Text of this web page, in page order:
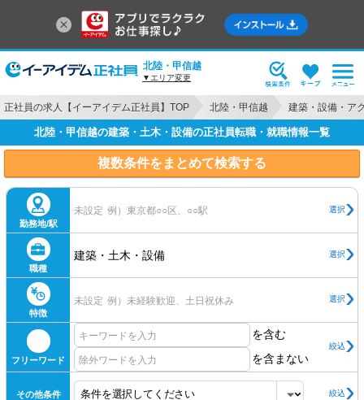
北陸・甲信越
▼エリア変更
正社員の求人【イーアイデム正社員】TOP 北陸・甲信越 建築・設備・ア
北陸・甲信越の建築・土木・設備の正社員転職・就職情報一覧
複数条件をまとめて検索する
勤務地/駅
未設定 例）東京都○○区、○○駅 選択
職種
建築・土木・設備 選択
特徴
未設定 例）未経験歓迎、土日祝休み 選択
フリーワード
を含む
を含まない
絞込
その他条件 絞込